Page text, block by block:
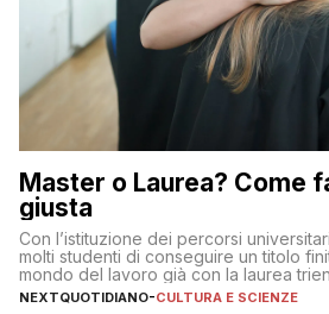
Master o Laurea? Come
giusta
Con l’istituzione dei percorsi
molti studenti di conseguire un titolo
mondo del lavoro già con la laurea
interrogativi che si pongono gli studenti
NEXTQUOTIDIANO-CULTURA E SCIENZE